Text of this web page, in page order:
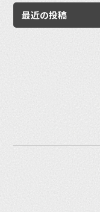
最近の投稿